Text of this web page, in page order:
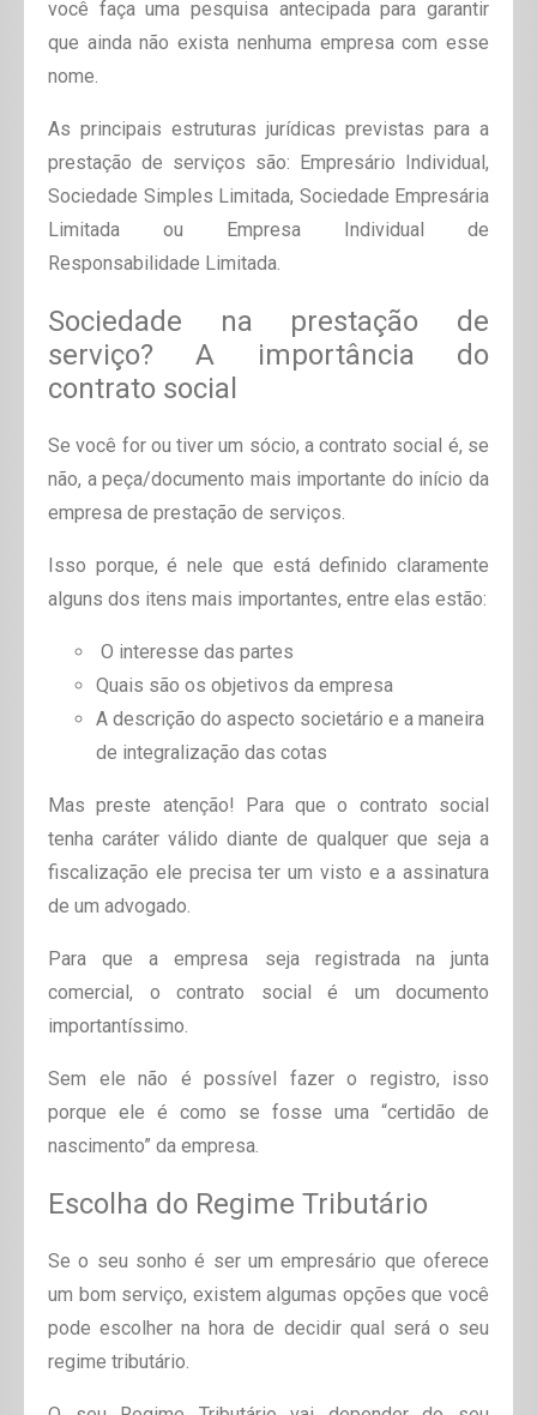
você faça uma pesquisa antecipada para garantir
que ainda não exista nenhuma empresa com esse
nome.
As principais estruturas jurídicas previstas para a
prestação de serviços são: Empresário Individual,
Sociedade Simples Limitada, Sociedade Empresária
Limitada ou Empresa Individual de
Responsabilidade Limitada.
Sociedade na prestação de
serviço? A importância do
contrato social
Se você for ou tiver um sócio, a contrato social é, se
não, a peça/documento mais importante do início da
empresa de prestação de serviços.
Isso porque, é nele que está definido claramente
alguns dos itens mais importantes, entre elas estão:
O interesse das partes
Quais são os objetivos da empresa
A descrição do aspecto societário e a maneira
de integralização das cotas
Mas preste atenção! Para que o contrato social
tenha caráter válido diante de qualquer que seja a
fiscalização ele precisa ter um visto e a assinatura
de um advogado.
Para que a empresa seja registrada na junta
comercial, o contrato social é um documento
importantíssimo.
Sem ele não é possível fazer o registro, isso
porque ele é como se fosse uma “certidão de
nascimento” da empresa.
Escolha do Regime Tributário
Se o seu sonho é ser um empresário que oferece
um bom serviço, existem algumas opções que você
pode escolher na hora de decidir qual será o seu
regime tributário.